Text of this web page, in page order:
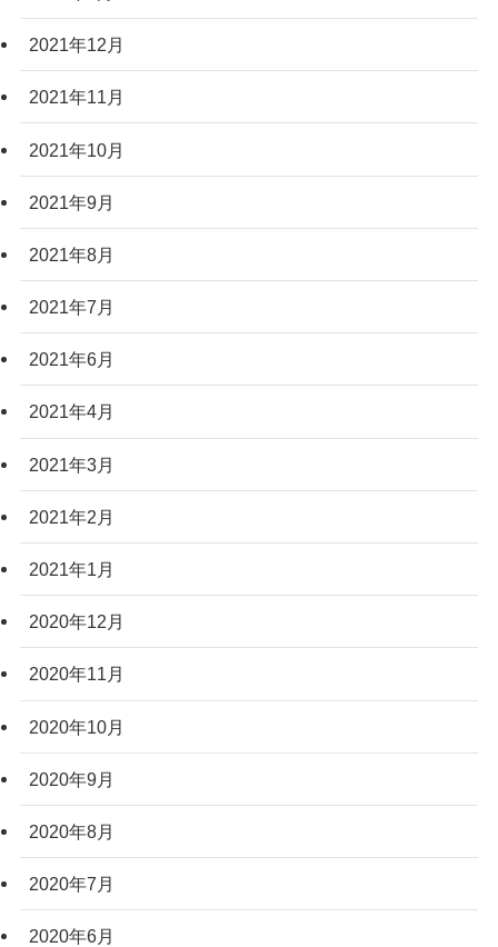
2021年12月
2021年11月
2021年10月
2021年9月
2021年8月
2021年7月
2021年6月
2021年4月
2021年3月
2021年2月
2021年1月
2020年12月
2020年11月
2020年10月
2020年9月
2020年8月
2020年7月
2020年6月